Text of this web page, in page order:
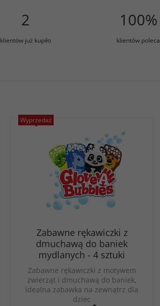
2
klientów już kupiło
100%
klientów poleca
Wyprzedaż
Zabawne rękawiczki z
dmuchawą do baniek
mydlanych - 4 sztuki
Zabawne rękawiczki z motywem
zwierząt i dmuchawą do baniek,
idealna zabawka na zewnątrz dla
dziec